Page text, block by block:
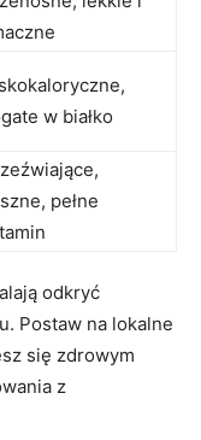
w białko
pełne‍
odkryć
Postaw na‌ lokalne
się zdrowym
z